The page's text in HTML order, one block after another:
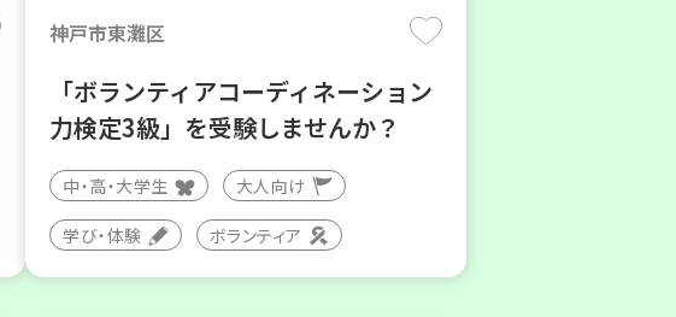
神戸市東灘区
「ボランティアコーディネーション
力検定3級」を受験しませんか？
中・高・大学生 大人向け
学び・体験 ボランティア